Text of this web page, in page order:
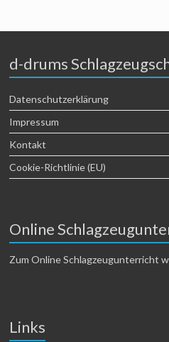
d-drums
Datenschutzerklärung
Impressum
Kontakt
Cookie-Richtlinie (EU)
Online
Zum Online Schlagzeugunterricht
Links